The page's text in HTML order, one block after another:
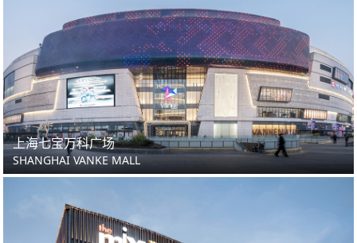
上海七宝万科广场
SHANGHAI VANKE MALL